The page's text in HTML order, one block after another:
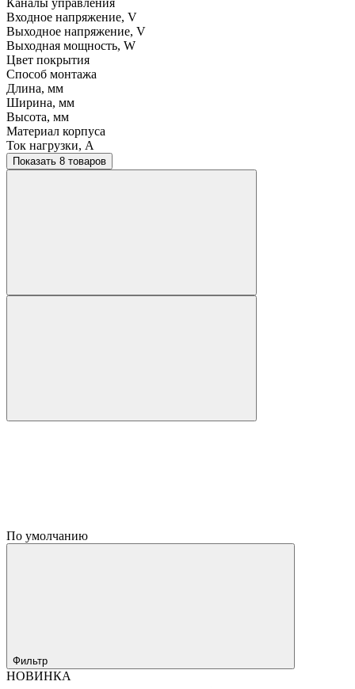
Входное напряжение, V
Выходное напряжение, V
Выходная мощность, W
Цвет покрытия
Способ монтажа
Длина, мм
Ширина, мм
Высота, мм
Материал корпуса
Ток нагрузки, A
Показать 8 товаров
По умолчанию
Фильтр
НОВИНКА